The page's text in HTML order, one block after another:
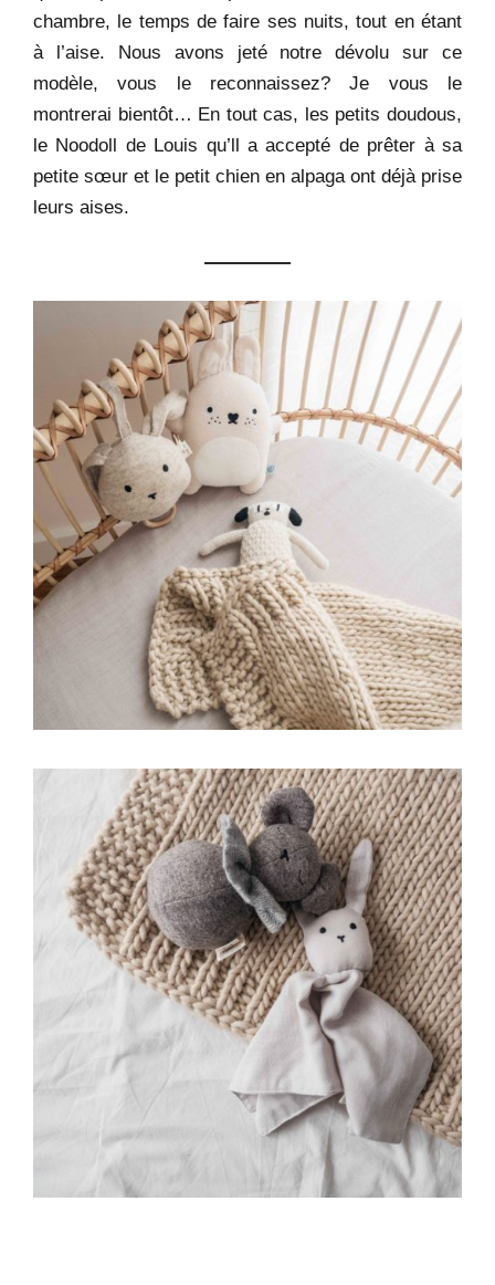
chambre, le temps de faire ses nuits, tout en étant
à l’aise. Nous avons jeté notre dévolu sur ce
modèle, vous le reconnaissez? Je vous le
montrerai bientôt… En tout cas, les petits doudous,
le Noodoll de Louis qu’ll a accepté de prêter à sa
petite sœur et le petit chien en alpaga ont déjà prise
leurs aises.